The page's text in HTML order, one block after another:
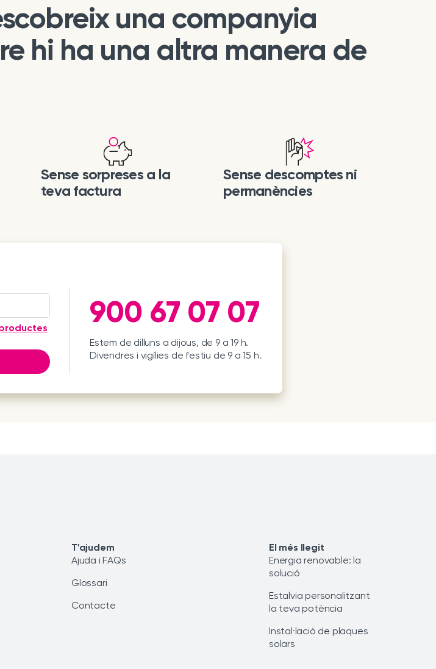
una companyia
hi ha una altra manera de
Sense sorpreses a la
teva factura
Sense descomptes ni
permanències
900 67 07 07
Estem de dilluns a dijous, de 9 a 19 h.
Divendres i vigílies de festiu de 9 a 15 h.
T'ajudem
Ajuda i FAQs
Glossari
Contacte
El més llegit
Energia renovable: la
solució
Estalvia personalitzant
la teva potència
Instal·lació de plaques
solars